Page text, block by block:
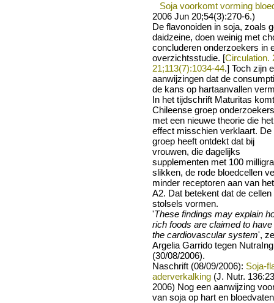
Soja voorkomt vorming
2006 Jun 20;54(3):270-6.)
De flavonoiden in soja, zoals
daidzeine, doen weinig met
concluderen onderzoekers in
overzichtsstudie. [Circulation.
21;113(7):1034-44.] Toch zijn
aanwijzingen dat de
de kans op hartaanvallen
In het tijdschrift Maturitas
Chileense groep onderzoekers
met een nieuwe theorie die het
effect misschien verklaart. De
groep heeft ontdekt dat bij
vrouwen, die dagelijks
supplementen met 100
slikken, de rode bloedcellen
minder receptoren aan van
A2. Dat betekent dat de
stolsels vormen.
'These findings may explain
rich foods are claimed to
the cardiovascular system',
Argelia Garrido tegen
(30/08/2006).
Naschrift (08/09/2006): Soja-
aderverkalking (J. Nutr.
2006) Nog een aanwijzing
van soja op hart en